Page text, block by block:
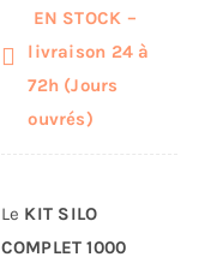
EN STOCK –
livraison 24 à
72h (Jours
ouvrés)
Le KIT SILO
COMPLET 1000